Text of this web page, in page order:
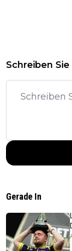
Schreiben
Gerade In